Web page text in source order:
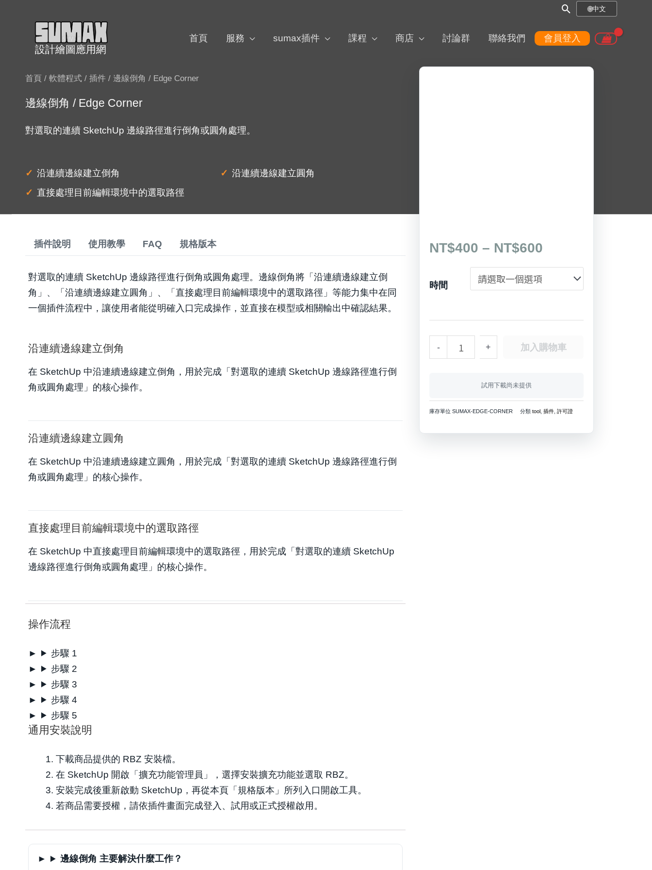
搜
框
🌐中文
設計繪圖應用網
首頁 服務 sumax插件 課程 商店 討論群 聯絡我們 會員登入
首頁 / 軟體程式 / 插件 / 邊線倒角 / Edge Corner
邊線倒角 / Edge Corner
對選取的連續 SketchUp 邊線路徑進行倒角或圓角處理。
沿連續邊線建立倒角
沿連續邊線建立圓角
直接處理目前編輯環境中的選取路徑
插件說明 使用教學 FAQ 規格版本
對選取的連續 SketchUp 邊線路徑進行倒角或圓角處理。邊線倒角將「沿連續邊線建立倒
角」、「沿連續邊線建立圓角」、「直接處理目前編輯環境中的選取路徑」等能力集中在同
一個插件流程中，讓使用者能從明確入口完成操作，並直接在模型或相關輸出中確認結果。
沿連續邊線建立倒角
在 SketchUp 中沿連續邊線建立倒角，用於完成「對選取的連續 SketchUp 邊線路徑進行倒
角或圓角處理」的核心操作。
沿連續邊線建立圓角
在 SketchUp 中沿連續邊線建立圓角，用於完成「對選取的連續 SketchUp 邊線路徑進行倒
角或圓角處理」的核心操作。
直接處理目前編輯環境中的選取路徑
在 SketchUp 中直接處理目前編輯環境中的選取路徑，用於完成「對選取的連續 SketchUp
邊線路徑進行倒角或圓角處理」的核心操作。
操作流程
步驟 1
步驟 2
步驟 3
步驟 4
步驟 5
通用安裝說明
下載商品提供的 RBZ 安裝檔。
在 SketchUp 開啟「擴充功能管理員」，選擇安裝擴充功能並選取 RBZ。
安裝完成後重新啟動 SketchUp，再從本頁「規格版本」所列入口開啟工具。
若商品需要授權，請依插件畫面完成登入、試用或正式授權啟用。
邊線倒角 主要解決什麼工作？
NT$400 – NT$600
圍：
到
NT$600
時間
-
線
Edge
Corner
+ 加入購物車
試用下載尚未提供
庫存單位 SUMAX-EDGE-CORNER 分類 tool , 插件, 許可證